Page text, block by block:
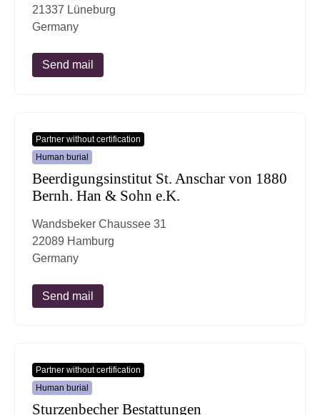
21337 Lüneburg
Germany
Send mail
Partner without certification
Human burial
Beerdigungsinstitut St. Anschar von 1880
Bernh. Han & Sohn e.K.
Wandsbeker Chaussee 31
22089 Hamburg
Germany
Send mail
Partner without certification
Human burial
Sturzenbecher Bestattungen